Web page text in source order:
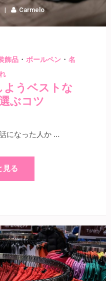
Carmelo
飾品 ・ ボールペン ・ 名
ようベストな
ぶコツ
になった人か …
見る